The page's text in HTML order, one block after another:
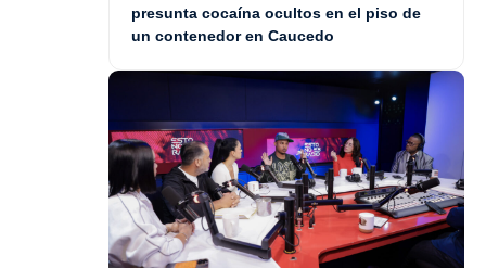
presunta cocaína ocultos en el piso de
un contenedor en Caucedo